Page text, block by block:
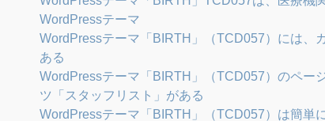
WordPressテーマ
WordPressテーマ「BIRTH」（TCD057）には、
ある
WordPressテーマ「BIRTH」（TCD057）のペー
ツ「スタッフリスト」がある
WordPressテーマ「BIRTH」（TCD057）は簡単